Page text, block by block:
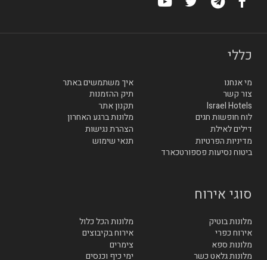
כללי
מי אנחנו
איך משתמשים באתר
צור קשר
תיק ההזמנות
Israel Hotels
תקנון אתר
לוח חופשות חגים
מלונות ברגע האחרון
דילים לאילת
הצהרת נגישות
מדיניות הפרטיות
תנאי שימוש
ביטוח נסיעות פספורטכארד
סוגי אירוח
מלונות בוטיק
מלונות הכל כלול
אירוח כפרי
אירוח בקיבוצים
מלונות ספא
צימרים
מלונות גלאט כשר
ימי כיף וכנסים